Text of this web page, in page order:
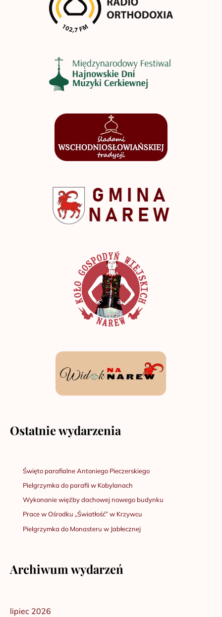
Ostatnie wydarzenia
Święto parafialne Antoniego Pieczerskiego
Pielgrzymka do parafii w Kobylanach
Wykonanie więźby dachowej nowego budynku
Prace w Ośrodku „Światłość” w Krzywcu
Pielgrzymka do Monasteru w Jabłecznej
Archiwum wydarzeń
lipiec 2026